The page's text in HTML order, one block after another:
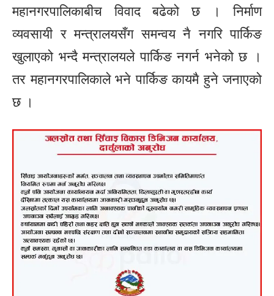
महानगरपालिकाबीच विवाद बढेको छ । निर्माण
व्यवसायी र मन्त्रालयसँग समन्वय नै नगरि पार्किङ
खुलाएको भन्दै मन्त्रालयले पार्किङ नगर्न भनेको छ ।
तर महानगरपालिकाले भने पार्किङ कायमै हुने जनाएको
छ ।